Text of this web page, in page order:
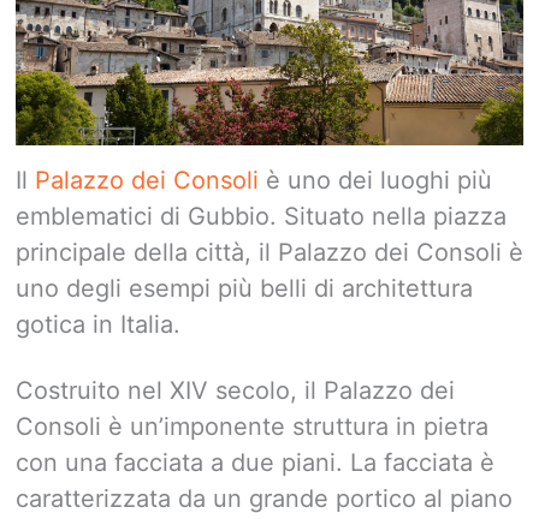
Il Palazzo dei Consoli è uno dei luoghi più
emblematici di Gubbio. Situato nella piazza
principale della città, il Palazzo dei Consoli è
uno degli esempi più belli di architettura
gotica in Italia.
Costruito nel XIV secolo, il Palazzo dei
Consoli è un’imponente struttura in pietra
con una facciata a due piani. La facciata è
caratterizzata da un grande portico al piano